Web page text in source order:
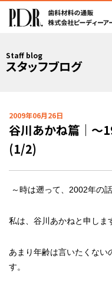
Staff blog
スタッフブログ
2009年06月26日
谷川あかね篇｜～
(1/2)
～時は遡って、2002年の
私は、谷川あかねと申しま
あまり年齢は言いたくな
す。